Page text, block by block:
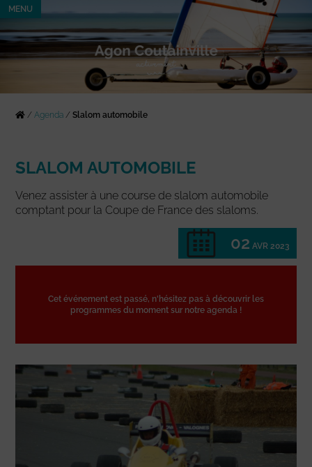
MENU
/Agenda /Slalom automobile
SLALOM AUTOMOBILE
Venez assister à une course de slalom automobile
comptant pour la Coupe de France des slaloms.
02 AVR 2023
Cet événement est passé, n'hésitez pas à découvrir les
programmes du moment sur notre agenda !